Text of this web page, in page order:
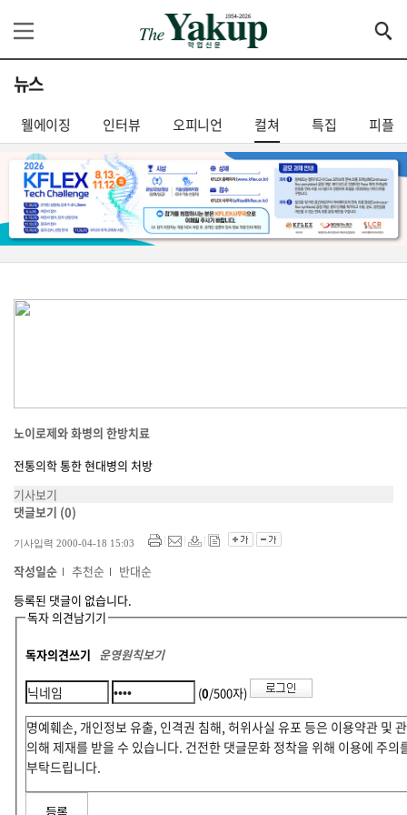
뉴스
웰에이징 인터뷰 오피니언 컬쳐 특집 피플
노이로제와 화병의 한방치료
전통의학 통한 현대병의 처방
기사보기
댓글보기 (0)
기사입력 2000-04-18 15:03
작성일순 추천순
반대순
등록된 댓글이 없습니다.
독자 의견남기기
독자의견쓰기 운영원칙보기
(0/500자)